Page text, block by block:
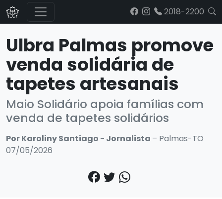
2018-2200
Ulbra Palmas promove
venda solidária de
tapetes artesanais
Maio Solidário apoia famílias com
venda de tapetes solidários
Por Karoliny Santiago - Jornalista – Palmas-TO
07/05/2026